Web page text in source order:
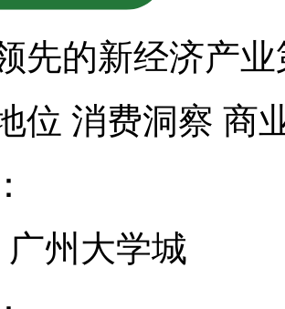
先的新经济产
位 消费洞察 商
广州大学城